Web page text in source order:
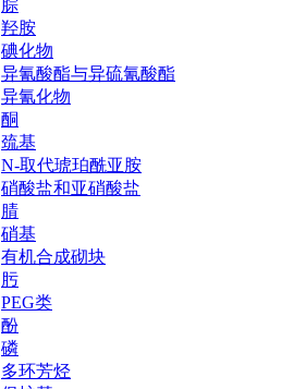
腙
羟胺
碘化物
异氰酸酯与异硫氰酸酯
异氰化物
酮
巯基
N-取代琥珀酰亚胺
硝酸盐和亚硝酸盐
腈
硝基
有机合成砌块
肟
PEG类
酚
磷
多环芳烃